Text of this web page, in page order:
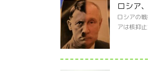
ロシア
ロシアの
アは核抑